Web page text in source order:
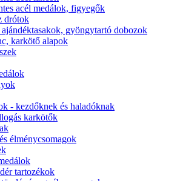
acél medálok, figyegők
drótok
gyöngytartó dobozok
karkötő alapok
- kezdőknek és haladóknak
karkötők
élménycsomagok
tartozékok